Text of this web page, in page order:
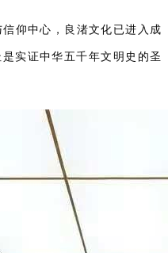
仰中心，良渚文化已进入成
实证中华五千年文明史的圣